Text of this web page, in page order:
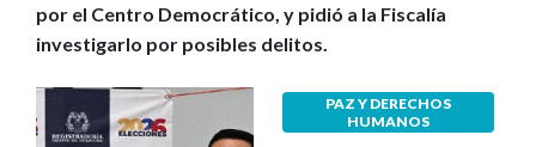
por el Centro Democrático, y pidió a la Fiscalía
investigarlo por posibles delitos.
PAZ Y DERECHOS
HUMANOS